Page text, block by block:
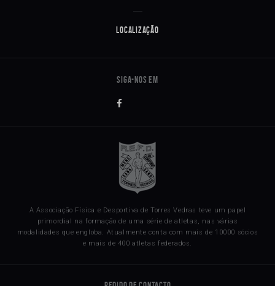
Localização
A Associação Física e Desportiva de Torres Vedras teve um papel
primordial na formação de uma série de atletas, nas várias
modalidades que engloba. Atualmente conta com mais de 10000 sócios
e mais de 400 atletas federados.